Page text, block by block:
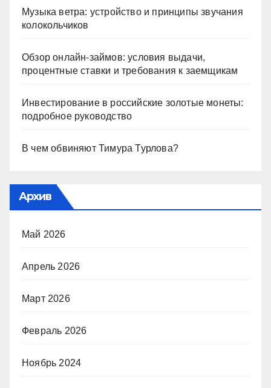
Музыка ветра: устройство и принципы звучания
колокольчиков
Обзор онлайн-займов: условия выдачи,
процентные ставки и требования к заемщикам
Инвестирование в российские золотые монеты:
подробное руководство
В чем обвиняют Тимура Турлова?
Архив
Май 2026
Апрель 2026
Март 2026
Февраль 2026
Ноябрь 2024